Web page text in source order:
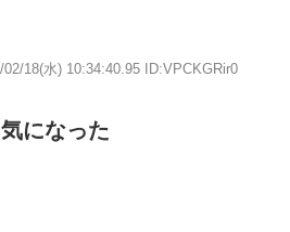
02/18(水) 10:34:40.95 ID:VPCKGRir0
になった